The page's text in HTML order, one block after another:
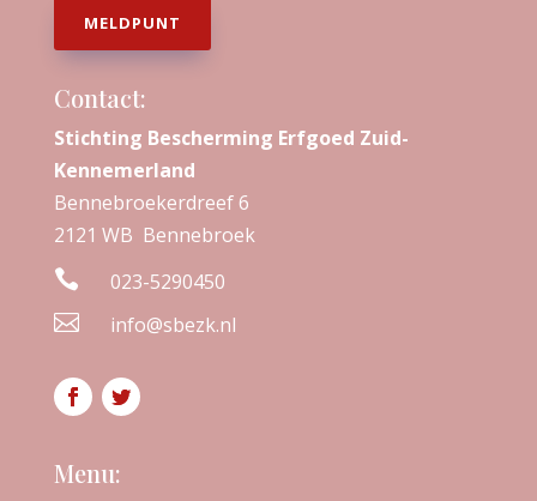
MELDPUNT
Contact:
Stichting Bescherming Erfgoed Zuid-
Kennemerland
Bennebroekerdreef 6
2121 WB Bennebroek
 023-5290450
 info@sbezk.nl
Menu: